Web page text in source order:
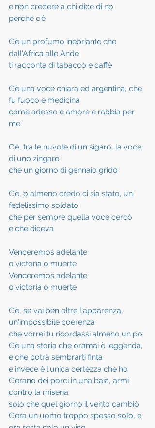
e non credere a chi dice di no
perché c'è
C'è un profumo inebriante che
dall'Africa alle Ande
ti racconta di tabacco e caffè
C'è una voce chiara ed argentina, che
fu fuoco e medicina
come adesso è amore e rabbia per
me
C'è, tra le nuvole di un sigaro, la voce
di uno zingaro
che un giorno di gennaio gridò
C'è, o almeno credo ci sia stato, un
fedelissimo soldato
che per sempre quella voce cercò
e che diceva
Venceremos adelante
o victoria o muerte
Venceremos adelante
o victoria o muerte
C'è, se vai ben oltre l'apparenza,
un'impossibile coerenza
che vorrei tu ricordassi almeno un po'
C'è una storia che oramai è leggenda,
e che potrà sembrarti finta
e invece è l'unica certezza che ho
C'erano dei porci in una baia, armi
contro la miseria
solo che quel giorno il vento cambiò
C'era un uomo troppo spesso solo, e